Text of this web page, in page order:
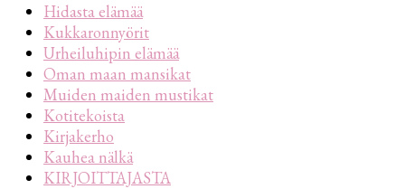
Hidasta elämää
Kukkaronnyörit
Urheiluhipin elämää
Oman maan mansikat
Muiden maiden mustikat
Kotitekoista
Kirjakerho
Kauhea nälkä
KIRJOITTAJASTA